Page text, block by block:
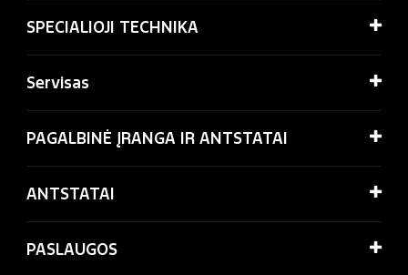
SPECIALIOJI TECHNIKA
Servisas
PAGALBINĖ ĮRANGA IR ANTSTATAI
ANTSTATAI
PASLAUGOS